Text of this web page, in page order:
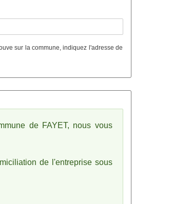
sur la commune, indiquez l'adresse de
de FAYET, nous vous
de l'entreprise sous